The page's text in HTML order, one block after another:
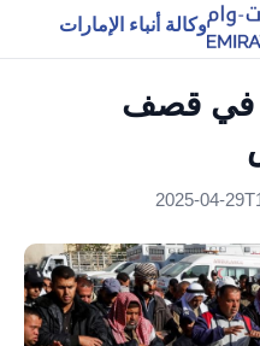
وكالة أنباء الإمارات
في قصف
2025-04-